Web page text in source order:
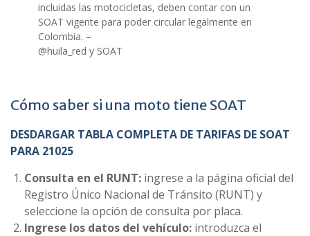
incluidas las motocicletas, deben contar con un
SOAT vigente para poder circular legalmente en
Colombia. –
@huila_red y SOAT
Cómo saber si una moto tiene SOAT
DESDARGAR TABLA COMPLETA DE TARIFAS DE SOAT
PARA 21025
Consulta en el RUNT: ingrese a la página oficial del
Registro Único Nacional de Tránsito (RUNT) y
seleccione la opción de consulta por placa.
Ingrese los datos del vehículo: introduzca el